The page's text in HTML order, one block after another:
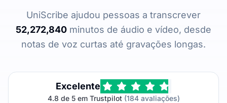
UniScribe ajudou pessoas a transcrever
52,272,840 minutos de áudio e vídeo, desde
notas de voz curtas até gravações longas.
Excelente
4.8 de 5 em Trustpilot(184 avaliações)